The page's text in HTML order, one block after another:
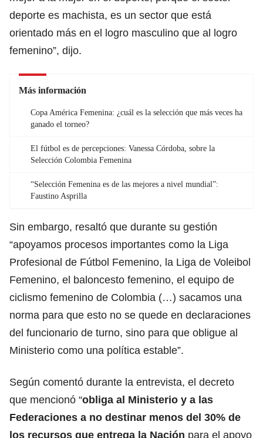
deporte es machista, es un sector que está
orientado más en el logro masculino que al logro
femenino”, dijo.
Más información
Copa América Femenina: ¿cuál es la selección que más veces ha
ganado el torneo?
El fútbol es de percepciones: Vanessa Córdoba, sobre la
Selección Colombia Femenina
“Selección Femenina es de las mejores a nivel mundial”:
Faustino Asprilla
Sin embargo, resaltó que durante su gestión
“apoyamos procesos importantes como la Liga
Profesional de Fútbol Femenino, la Liga de Voleibol
Femenino, el baloncesto femenino, el equipo de
ciclismo femenino de Colombia (…) sacamos una
norma para que esto no se quede en declaraciones
del funcionario de turno, sino para que obligue al
Ministerio como una política estable”.
Según comentó durante la entrevista, el decreto
que mencionó “obliga al Ministerio y a las
Federaciones a no destinar menos del 30% de
los recursos que entrega la Nación para el apoyo